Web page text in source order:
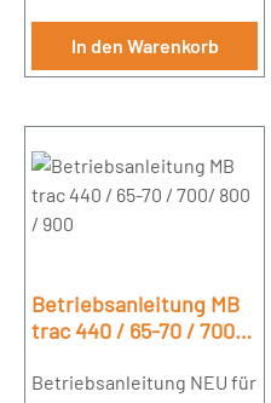
1991BM 441.162 / MB trac
1000 Bj. 1987 - 1991BM
Bj. 1987 - 1991111 Seiten -
DIN A 5
In den Warenkorb
Betriebsanleitung MB
trac 440 / 65-70 / 700/
Betriebsanleitung NEU für